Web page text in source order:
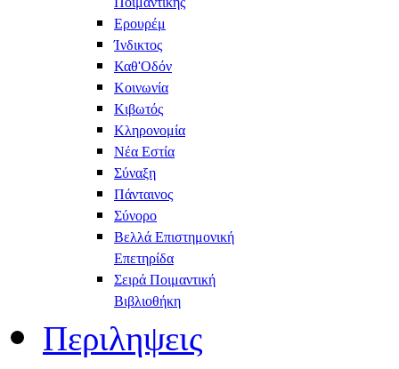
Ερουρέμ
Ίνδικτος
Καθ'Οδόν
Κοινωνία
Κιβωτός
Κληρονομία
Νέα Εστία
Σύναξη
Πάνταινος
Σύνορο
Βελλά Επιστημονική
Επετηρίδα
Σειρά Ποιμαντική
Βιβλιοθήκη
Περιληψεις